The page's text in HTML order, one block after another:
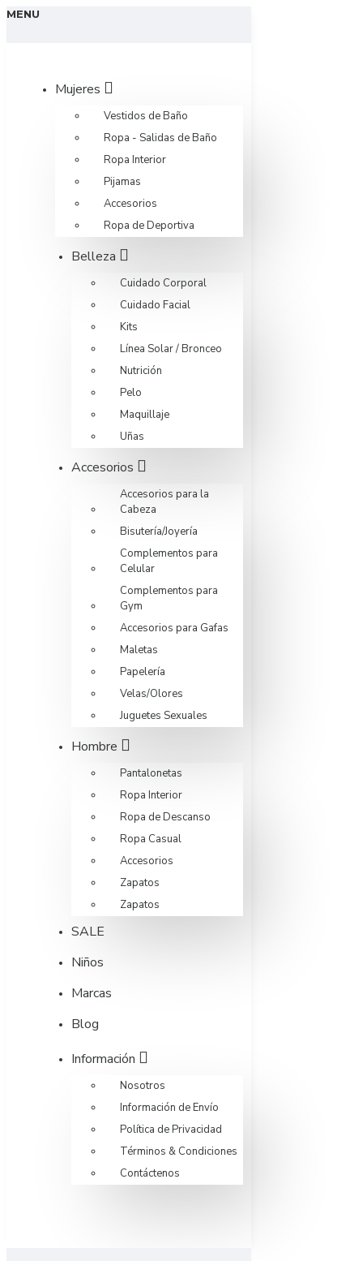
MENU
Mujeres
Vestidos de Baño
Ropa - Salidas de Baño
Ropa Interior
Pijamas
Accesorios
Ropa de Deportiva
Belleza
Cuidado Corporal
Cuidado Facial
Kits
Línea Solar / Bronceo
Nutrición
Pelo
Maquillaje
Uñas
Accesorios
Accesorios para la
Cabeza
Bisutería/Joyería
Complementos para
Celular
Complementos para
Gym
Accesorios para Gafas
Maletas
Papelería
Velas/Olores
Juguetes Sexuales
Hombre
Pantalonetas
Ropa Interior
Ropa de Descanso
Ropa Casual
Accesorios
Zapatos
Zapatos
SALE
Niños
Marcas
Blog
Información
Nosotros
Información de Envío
Política de Privacidad
Términos & Condiciones
Contáctenos